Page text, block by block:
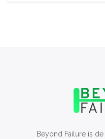
Beyond Failure is